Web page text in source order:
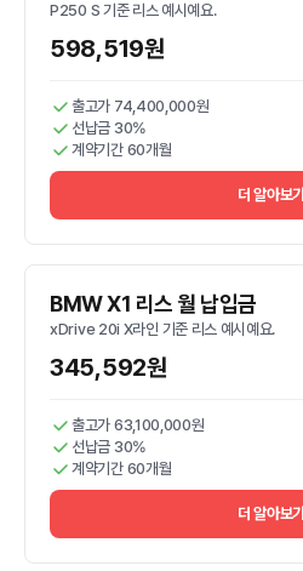
P250 S 기준 리스 예시예요.
598,519원
출고가 74,400,000원
선납금 30%
계약기간 60개월
더 알아보기
BMW X1 리스 월 납입금
xDrive 20i X라인 기준 리스 예시예요.
345,592원
출고가 63,100,000원
선납금 30%
계약기간 60개월
더 알아보기